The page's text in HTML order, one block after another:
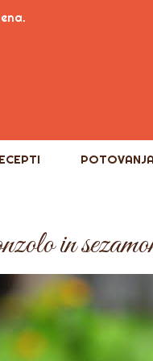
POTOVANJA
in